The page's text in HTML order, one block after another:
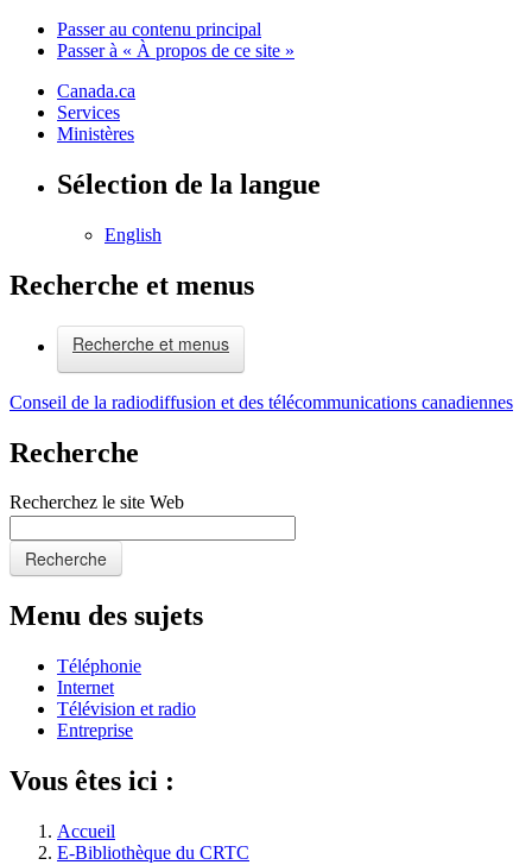
Passer au contenu principal
Passer à « À propos de ce site »
Canada.ca
Services
Ministères
Sélection de la langue
English
Recherche et menus
Recherche et menus
Conseil de la radiodiffusion et des télécommunications canadiennes
Recherche
Recherchez le site Web
Recherche
Menu des sujets
Téléphonie
Internet
Télévision et radio
Entreprise
Vous êtes ici :
Accueil
E-Bibliothèque du CRTC